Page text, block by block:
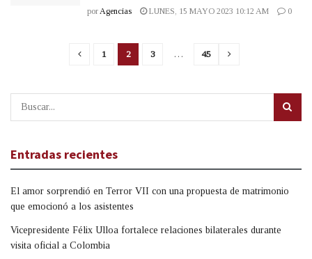
por Agencias LUNES, 15 MAYO 2023 10:12 AM 0
1 2 3 … 45
Entradas recientes
El amor sorprendió en Terror VII con una propuesta de matrimonio
que emocionó a los asistentes
Vicepresidente Félix Ulloa fortalece relaciones bilaterales durante
visita oficial a Colombia